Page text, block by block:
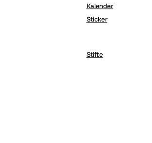
Kalender
Sticker
Stifte